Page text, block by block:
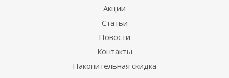
Акции
Статьи
Новости
Контакты
Накопительная скидка